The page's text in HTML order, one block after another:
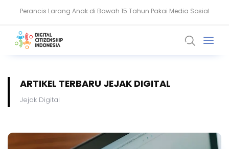
ARTIKEL TERBARU JEJAK DIGITAL
Jejak Digital